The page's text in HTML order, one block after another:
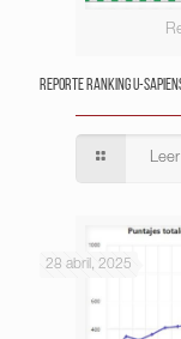
Reporte Ranking U-
28 abril, 2025